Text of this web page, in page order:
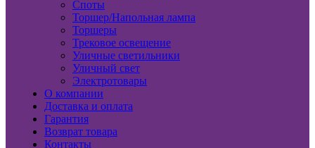
Споты
Торшер/Напольная лампа
Торшеры
Трековое освещение
Уличные светильники
Уличный свет
Электротовары
О компании
Доставка и оплата
Гарантия
Возврат товара
Контакты